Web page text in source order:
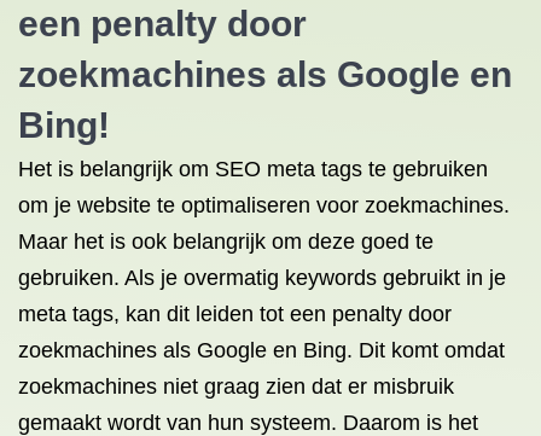
een penalty door
zoekmachines als Google en
Bing!
Het is belangrijk om SEO meta tags te gebruiken
om je website te optimaliseren voor zoekmachines.
Maar het is ook belangrijk om deze goed te
gebruiken. Als je overmatig keywords gebruikt in je
meta tags, kan dit leiden tot een penalty door
zoekmachines als Google en Bing. Dit komt omdat
zoekmachines niet graag zien dat er misbruik
gemaakt wordt van hun systeem. Daarom is het